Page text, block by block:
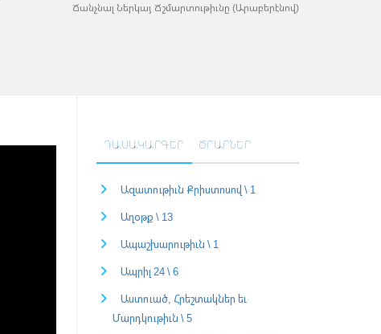
Ճանչնալ Ներկայ Ճշմարտութիւնը (Արաբերէնով)
ԴԱՍԱԿԱՐԳԵՐ ԾՐԱՐՆԵՐ
Ազատութիւն Քրիստոսով \ 1
Աղօթք \ 13
Ապաշխարութիւն \ 1
Ապրիլ 24 \ 6
Աստուած, Հրեշտակներ եւ
Մարդկութիւն \ 5